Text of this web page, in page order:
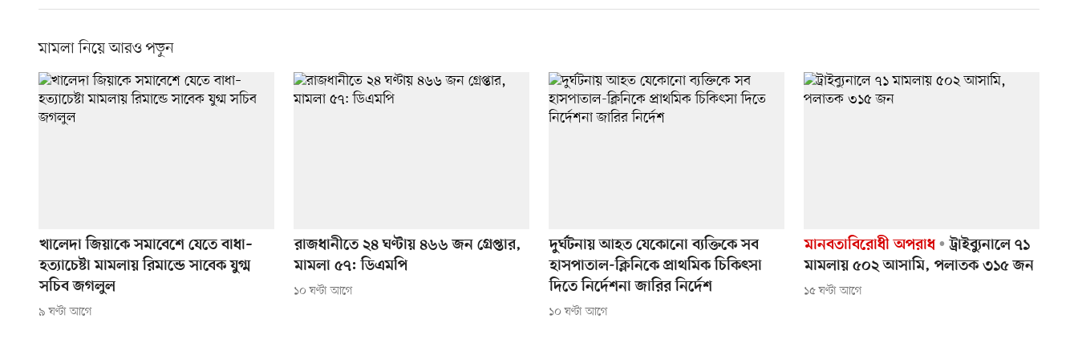
মামলা নিয়ে আরও পড়ুন
খালেদা জিয়াকে সমাবেশে যেতে বাধা–
হত্যাচেষ্টা মামলায় রিমান্ডে সাবেক যুগ্ম
সচিব জগলুল
৯ ঘণ্টা আগে
রাজধানীতে ২৪ ঘণ্টায় ৪৬৬ জন গ্রেপ্তার,
মামলা ৫৭: ডিএমপি
১০ ঘণ্টা আগে
দুর্ঘটনায় আহত যেকোনো ব্যক্তিকে সব
হাসপাতাল-ক্লিনিকে প্রাথমিক চিকিৎসা
দিতে নির্দেশনা জারির নির্দেশ
১০ ঘণ্টা আগে
মানবতাবিরোধী অপরাধ
ট্রাইব্যুনালে ৭১
মামলায় ৫০২ আসামি, পলাতক ৩১৫ জন
১৫ ঘণ্টা আগে